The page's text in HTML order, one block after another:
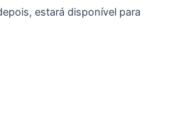
estará disponível para